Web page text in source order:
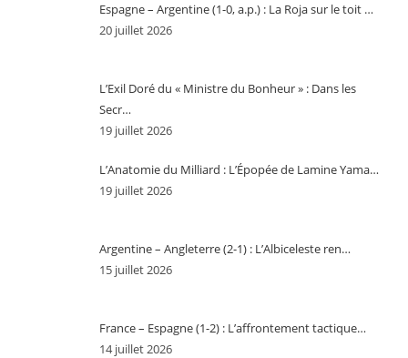
Espagne – Argentine (1-0, a.p.) : La Roja sur le toit …
20 juillet 2026
L’Exil Doré du « Ministre du Bonheur » : Dans les
Secr…
19 juillet 2026
L’Anatomie du Milliard : L’Épopée de Lamine Yama…
19 juillet 2026
Argentine – Angleterre (2-1) : L’Albiceleste ren…
15 juillet 2026
France – Espagne (1-2) : L’affrontement tactique…
14 juillet 2026